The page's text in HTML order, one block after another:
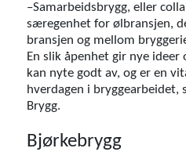
–Samarbeidsbrygg, eller
særegenhet for ølbransjen,
bransjen og mellom
En slik åpenhet gir nye ideer
kan nyte godt av, og er en
hverdagen i bryggearbeidet,
Brygg.
Bjørkebrygg